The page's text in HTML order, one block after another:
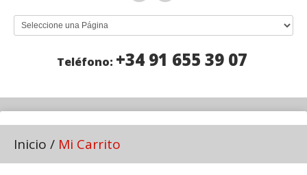
Teléfono: +34 91 655 39 07
Inicio / Mi Carrito